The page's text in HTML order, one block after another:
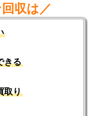
収は／
きる
取り